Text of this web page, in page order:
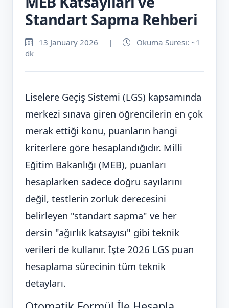
Standart Sapma Rehberi
13 January 2026 |
Okuma Süresi: ~1
dk
Liselere Geçiş Sistemi (LGS) kapsamında
merkezi sınava giren öğrencilerin en çok
merak ettiği konu, puanların hangi
kriterlere göre hesaplandığıdır. Milli
Eğitim Bakanlığı (MEB), puanları
hesaplarken sadece doğru sayılarını
değil, testlerin zorluk derecesini
belirleyen "standart sapma" ve her
dersin "ağırlık katsayısı" gibi teknik
verileri de kullanır. İşte 2026 LGS puan
hesaplama sürecinin tüm teknik
detayları.